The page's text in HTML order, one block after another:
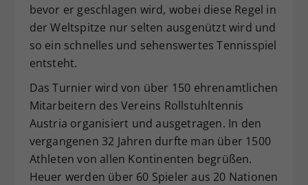
bevor er geschlagen wird, wobei diese Regel in
der Weltspitze nur selten ausgenützt wird und
so ein schnelles und sehenswertes Tennisspiel
entsteht.
Das Turnier wird von über 150 ehrenamtlichen
Mitarbeitern des Vereins Rollstuhltennis
Austria organisiert und ausgetragen. In den
vergangenen 32 Jahren durfte man über 1500
Athleten von allen Kontinenten begrüßen.
Heuer werden über 60 Spieler aus 20 Nationen